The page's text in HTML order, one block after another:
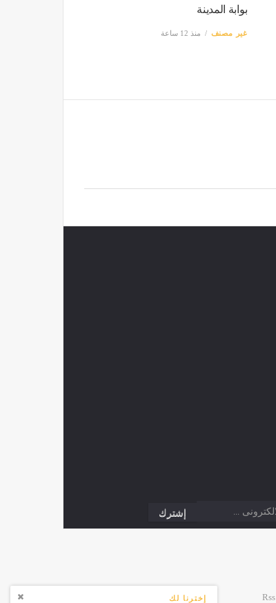
إخترنا لك
بوابة المدينة
غير مصنف منذ 12 ساعة